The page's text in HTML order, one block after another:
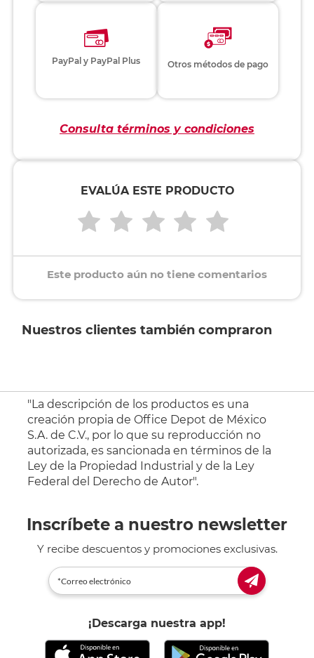
PayPal y PayPal Plus Otros métodos de pago
Consulta términos y condiciones
EVALÚA ESTE PRODUCTO
Este producto aún no tiene comentarios
Nuestros clientes también compraron
"La descripción de los productos es una
creación propia de Office Depot de México
S.A. de C.V., por lo que su reproducción no
autorizada, es sancionada en términos de la
Ley de la Propiedad Industrial y de la Ley
Federal del Derecho de Autor".
Inscríbete a nuestro newsletter
Y recibe descuentos y promociones exclusivas.
¡Descarga nuestra app!